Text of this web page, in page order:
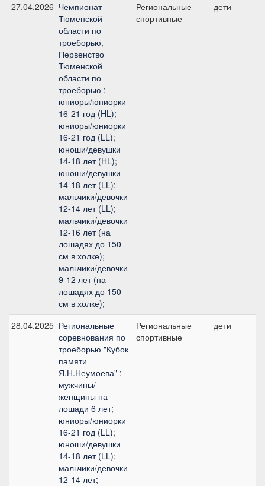
27.04.2026 Чемпионат
Тюменской
области по
троеборью,
Первенство
Тюменской
области по
троеборью :
юниоры/юниорки
16-21 год (HL);
юниоры/юниорки
16-21 год (LL);
юноши/девушки
14-18 лет (HL);
юноши/девушки
14-18 лет (LL);
мальчики/девочки
12-14 лет (LL);
мальчики/девочки
12-16 лет (на
лошадях до 150
см в холке);
мальчики/девочки
9-12 лет (на
лошадях до 150
см в холке);
Региональные
спортивные
дети
28.04.2025 Региональные
соревнования по
троеборью "Кубок
памяти
Я.Н.Неумоева" :
мужчины/
женщины на
лошади 6 лет;
юниоры/юниорки
16-21 год (LL);
юноши/девушки
14-18 лет (LL);
мальчики/девочки
12-14 лет;
Региональные
спортивные
дети